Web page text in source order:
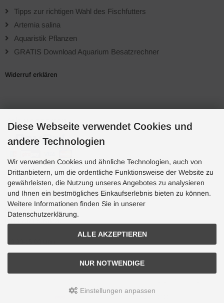
Tipps zur richtigen Wahl des Fischfutters
Artemia salina
Aquaristik Pflanzen
GRATIS Download Aquarium Besatzrechner
Widerruf erklären
Zahlungsarten
Hotline
Hotline
(10:30-15:00 Uhr)
andreas-guder.de
Diese Webseite verwendet Cookies und
andere Technologien
Wir verwenden Cookies und ähnliche Technologien, auch von
Drittanbietern, um die ordentliche Funktionsweise der Website zu
gewährleisten, die Nutzung unseres Angebotes zu analysieren
und Ihnen ein bestmögliches Einkaufserlebnis bieten zu können.
Weitere Informationen finden Sie in unserer
Datenschutzerklärung.
ALLE AKZEPTIEREN
NUR NOTWENDIGE
Einstellungen anpassen